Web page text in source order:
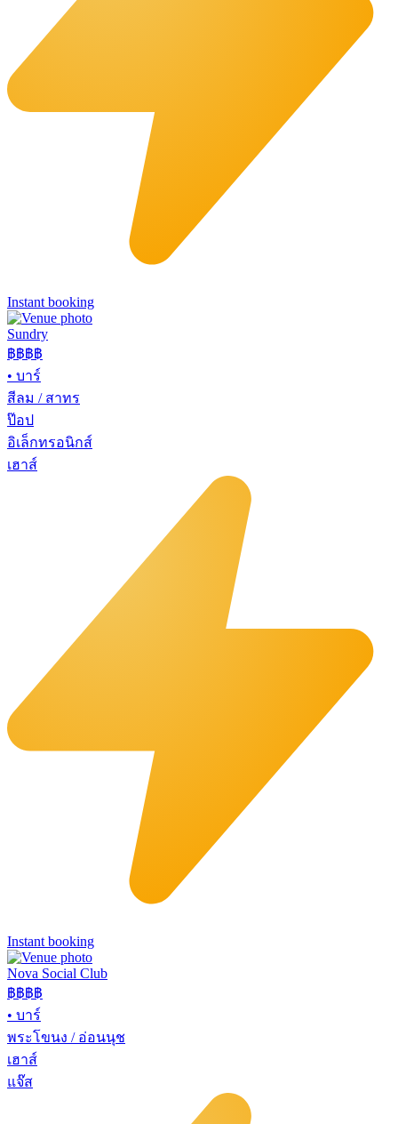
Instant booking
Sundry
฿฿฿฿
• บาร์
สีลม / สาทร
ป๊อป
อิเล็กทรอนิกส์
เฮาส์
Instant booking
Nova Social Club
฿฿฿฿
• บาร์
พระโขนง / อ่อนนุช
เฮาส์
แจ๊ส